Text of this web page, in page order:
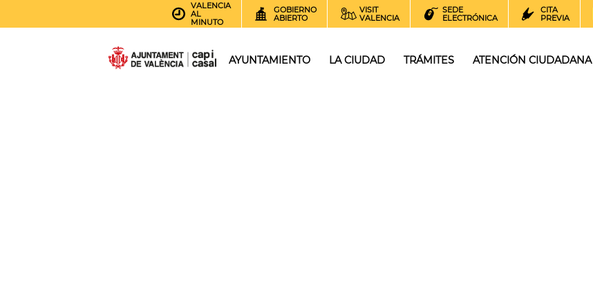
VALENCIA
AL
MINUTO
GOBIERNO
ABIERTO
VISIT
VALENCIA
SEDE
ELECTRÓNICA
CITA
PREVIA
AYUNTAMIENTO LA CIUDAD TRÁMITES ATENCIÓN CIUDADANA